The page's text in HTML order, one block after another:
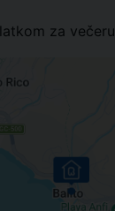
za večeru